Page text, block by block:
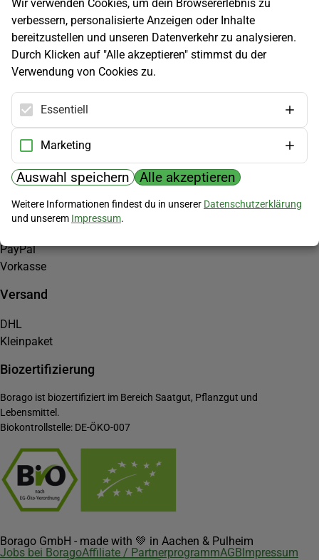
Newsletter
Infos zu neuen Produkten, Gartentipps und mehr findest du in
unserem Newsletter!
Jetzt anmelden
Hilfe
Kundenservice
Widerrufsbelehrung
Zahlungsmöglichkeiten
PayPal
Vorkasse
Versand
DHL
Kleinpaket
Biozertifizierung
Borago ist biozertifiziert im Bereich Saatgut, Pflanzgut und
Lebensmittel.
Biokontrollstelle: DE-ÖKO-007
Borago GmbH - made with 💚 in Aachen & Pulheim
Jobs bei BoragoAffiliate / PartnerprogrammAGB Impressum
Wir verwenden Cookies, um dein Browsererlebnis zu
verbessern, personalisierte Anzeigen oder Inhalte
bereitzustellen und unseren Datenverkehr zu analysieren.
Durch Klicken auf "Alle akzeptieren" stimmst du der
Verwendung von Cookies zu.
Essentiell
Marketing
Auswahl speichern Alle akzeptieren
Weitere Informationen findest du in unserer Datenschutzerklärung
und unserem Impressum.